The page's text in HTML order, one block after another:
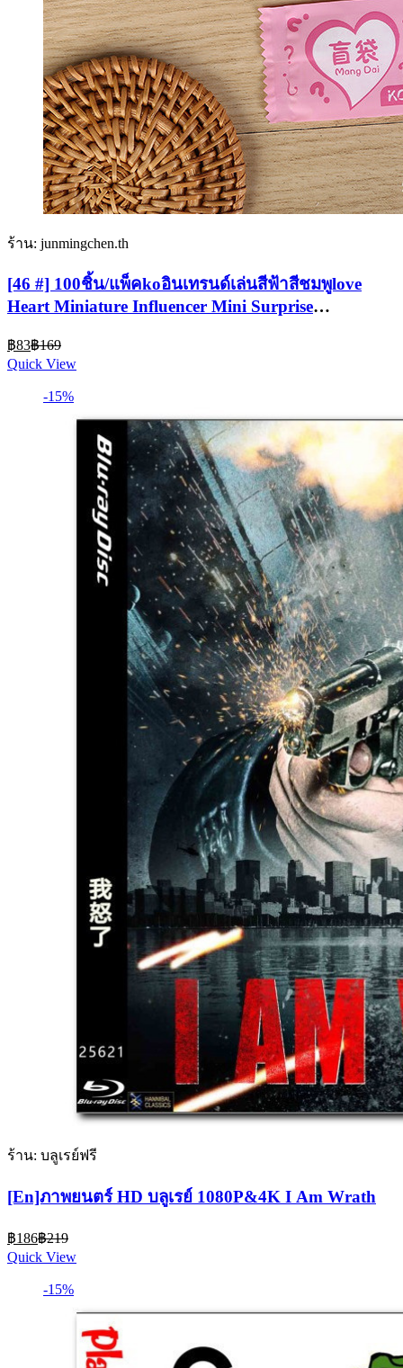
ร้าน: junmingchen.th
[46 #] 100ชิ้น/แพ็คkoอินเทรนด์เล่นสีฟ้าสีชมพูlove
Heart Miniature Influencer Mini Surprise
฿83Current
price
is:
฿83.
฿169Original
was:
฿169.
Quick View
-15%
ร้าน: บลูเรย์ฟรี
[En]ภาพยนตร์ HD บลูเรย์ 1080P&4K I Am Wrath
฿186Current
price
is:
฿186.
฿219Original
was:
฿219.
Quick View
-15%